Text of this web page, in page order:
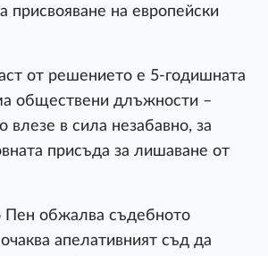
присвояване на европейски
от решението е 5-годишната
обществени длъжности –
влезе в сила незабавно, за
присъда за лишаване от
Пен обжалва съдебното
апелативният съд да